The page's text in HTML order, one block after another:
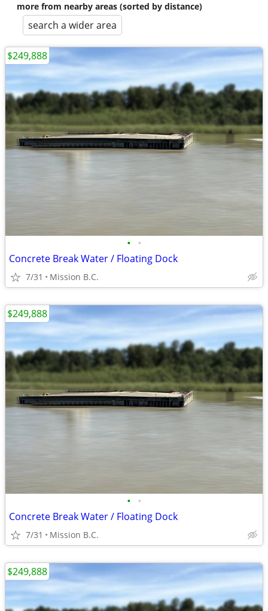
more from nearby areas (sorted by distance)
search a wider area
• •
Concrete Break Water / Floating Dock
7/31 Mission B.C.
$249,888
• •
Concrete Break Water / Floating Dock
7/31 Mission B.C.
$249,888
$249,888